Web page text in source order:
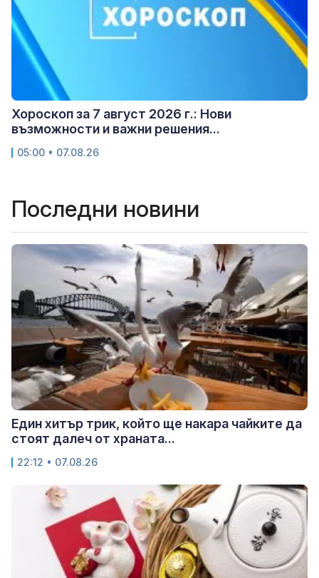
Хороскоп за 7 август 2026 г.: Нови
възможности и важни решения...
05:00 • 07.08.26
Последни новини
Един хитър трик, който ще накара чайките да
стоят далеч от храната...
22:12 • 07.08.26